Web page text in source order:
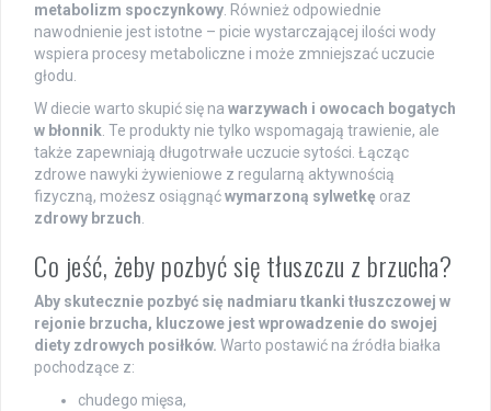
metabolizm spoczynkowy . Również odpowiednie
nawodnienie jest istotne – picie wystarczającej ilości wody
wspiera procesy metaboliczne i może zmniejszać uczucie
głodu.
W diecie warto skupić się na warzywach i owocach bogatych
w błonnik . Te produkty nie tylko wspomagają trawienie, ale
także zapewniają długotrwałe uczucie sytości. Łącząc
zdrowe nawyki żywieniowe z regularną aktywnością
fizyczną, możesz osiągnąćwymarzoną sylwetkę oraz
zdrowy brzuch
Co jeść, żeby pozbyć się tłuszczu z brzucha?
Aby skutecznie pozbyć się nadmiaru tkanki tłuszczowej w
rejonie brzucha, kluczowe jest wprowadzenie do swojej
diety zdrowych posiłków. Warto postawić na źródła białka
pochodzące z:
chudego mięsa,